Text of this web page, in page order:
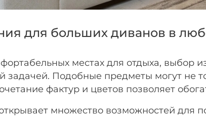
для больших диванов в
местах для отдыха,
задачей. Подобные предметы могут не
фактур и цветов позволяет
множество возможностей для
25